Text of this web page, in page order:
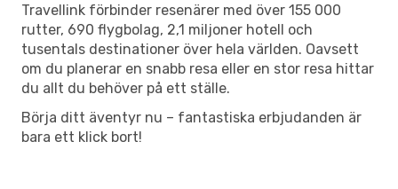
Travellink förbinder resenärer med över 155 000
rutter, 690 flygbolag, 2,1 miljoner hotell och
tusentals destinationer över hela världen. Oavsett
om du planerar en snabb resa eller en stor resa hittar
du allt du behöver på ett ställe.
Börja ditt äventyr nu – fantastiska erbjudanden är
bara ett klick bort!